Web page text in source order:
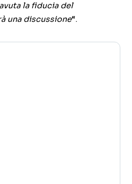
la fiducia del
una discussione“.